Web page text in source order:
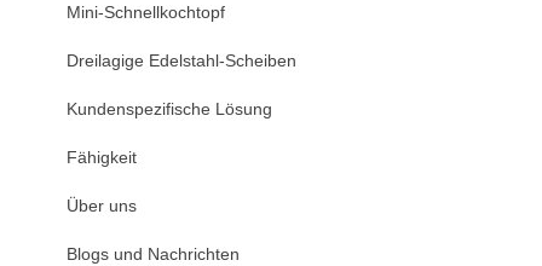
Mini-Schnellkochtopf
Dreilagige Edelstahl-Scheiben
Kundenspezifische Lösung
Fähigkeit
Über uns
Blogs und Nachrichten